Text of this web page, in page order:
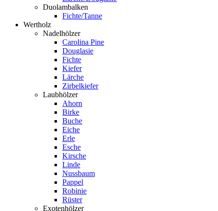
Duolambalken
Fichte/Tanne
Wertholz
Nadelhölzer
Carolina Pine
Douglasie
Fichte
Kiefer
Lärche
Zirbelkiefer
Laubhölzer
Ahorn
Birke
Buche
Eiche
Erle
Esche
Kirsche
Linde
Nussbaum
Pappel
Robinie
Rüster
Exotenhölzer